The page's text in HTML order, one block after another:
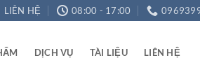
LIÊN HỆ 08:00 - 17:00
DỊCH VỤ TÀI LIỆU LIÊN HỆ